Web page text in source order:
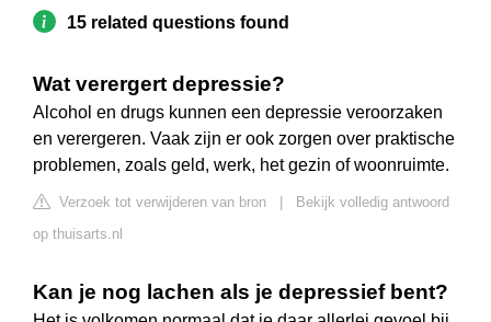
15 related questions found
Wat verergert depressie?
Alcohol en drugs kunnen een depressie veroorzaken
en verergeren. Vaak zijn er ook zorgen over praktische
problemen, zoals geld, werk, het gezin of woonruimte.
Verzoek tot verwijderen van bron
Bekijk volledig antwoord
op thuisarts.nl
Kan je nog lachen als je depressief bent?